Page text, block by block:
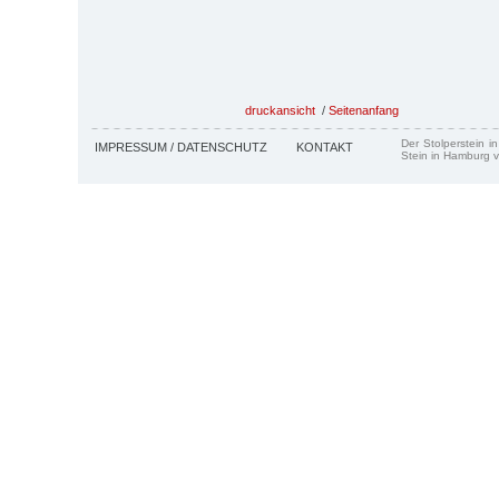
druckansicht / Seitenanfang
IMPRESSUM / DATENSCHUTZ KONTAKT
Der Stolperstein
Stein in Hamburg